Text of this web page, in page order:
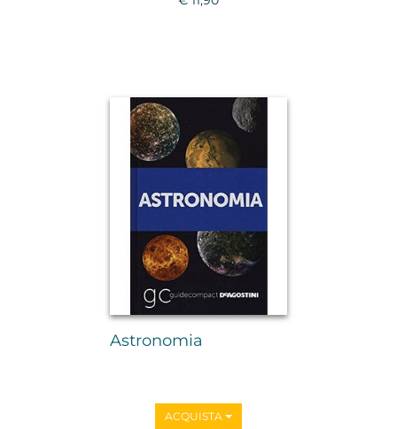
Astronomia
ACQUISTA